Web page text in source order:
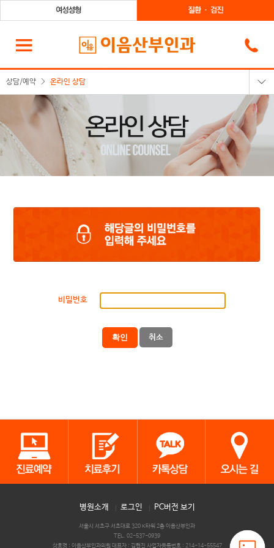
상담/예약 온라인 상담
카카오톡상담
온라인예약
비밀번호
확인 취소
병원소개 로그인 PC버전 보기
서울시 서초구 서초대로 320 K타워 2층 이음산부인과
TEL. 02-537-0939
상호명 : 이음산부인과의원 대표자 : 김현진 사업자등록번호 : 214-14-55547